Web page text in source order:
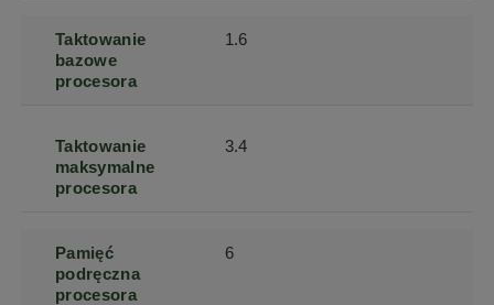
Taktowanie
bazowe
procesora
1.6
Taktowanie
maksymalne
procesora
3.4
Pamięć
podręczna
procesora
6